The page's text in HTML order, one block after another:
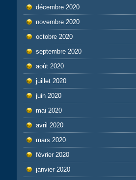
décembre 2020
novembre 2020
octobre 2020
septembre 2020
août 2020
juillet 2020
juin 2020
mai 2020
avril 2020
mars 2020
février 2020
janvier 2020